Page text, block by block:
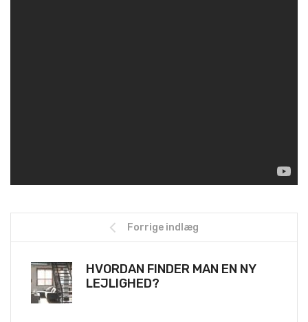
Forrige indlæg
HVORDAN FINDER MAN EN NY
LEJLIGHED?